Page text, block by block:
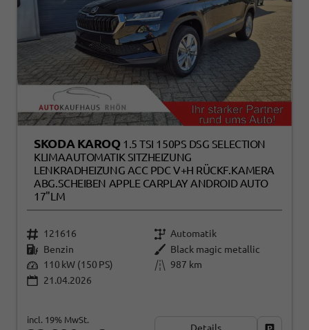
SKODA KAROQ 1.5 TSI 150PS DSG SELECTION
KLIMAAUTOMATIK SITZHEIZUNG
LENKRADHEIZUNG ACC PDC V+H RÜCKF.KAMERA
ABG.SCHEIBEN APPLE CARPLAY ANDROID AUTO
17"LM
121616
Automatik
Benzin
Black magic metallic
110 kW (150 PS)
987 km
21.04.2026
incl. 19% MwSt.